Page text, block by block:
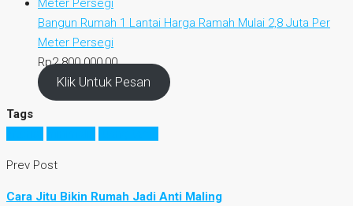
Bangun Rumah 1 Lantai Harga Ramah Mulai 2,8 Juta Per
Meter Persegi
Rp2.800.000,00
Klik Untuk Pesan
Tags
Prev Post
Cara Jitu Bikin Rumah Jadi Anti Maling